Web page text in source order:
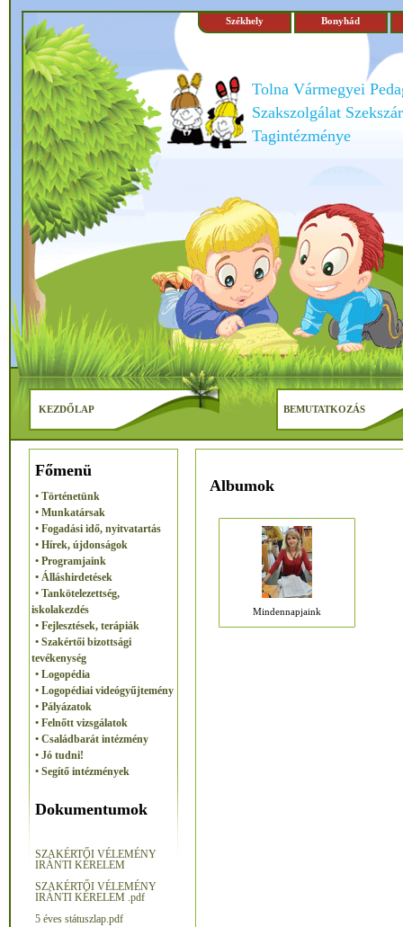
Székhely Bonyhád
Tolna Vármegyei
Szakszolgálat
Tagintézménye
KEZDŐLAP BEMUTATKOZÁS
Főmenü
• Történetünk
• Munkatársak
• Fogadási idő, nyitvatartás
• Hírek, újdonságok
• Programjaink
• Álláshirdetések
• Tankötelezettség,
iskolakezdés
• Fejlesztések, terápiák
• Szakértői bizottsági
tevékenység
• Logopédia
• Logopédiai videógyűjtemény
• Pályázatok
• Felnőtt vizsgálatok
• Családbarát intézmény
• Jó tudni!
• Segítő intézmények
Dokumentumok
SZAKÉRTŐI VÉLEMÉNY
IRÁNTI KÉRELEM
SZAKÉRTŐI VÉLEMÉNY
IRÁNTI KÉRELEM .pdf
5 éves státuszlap.pdf
Albumok
Mindennapjaink